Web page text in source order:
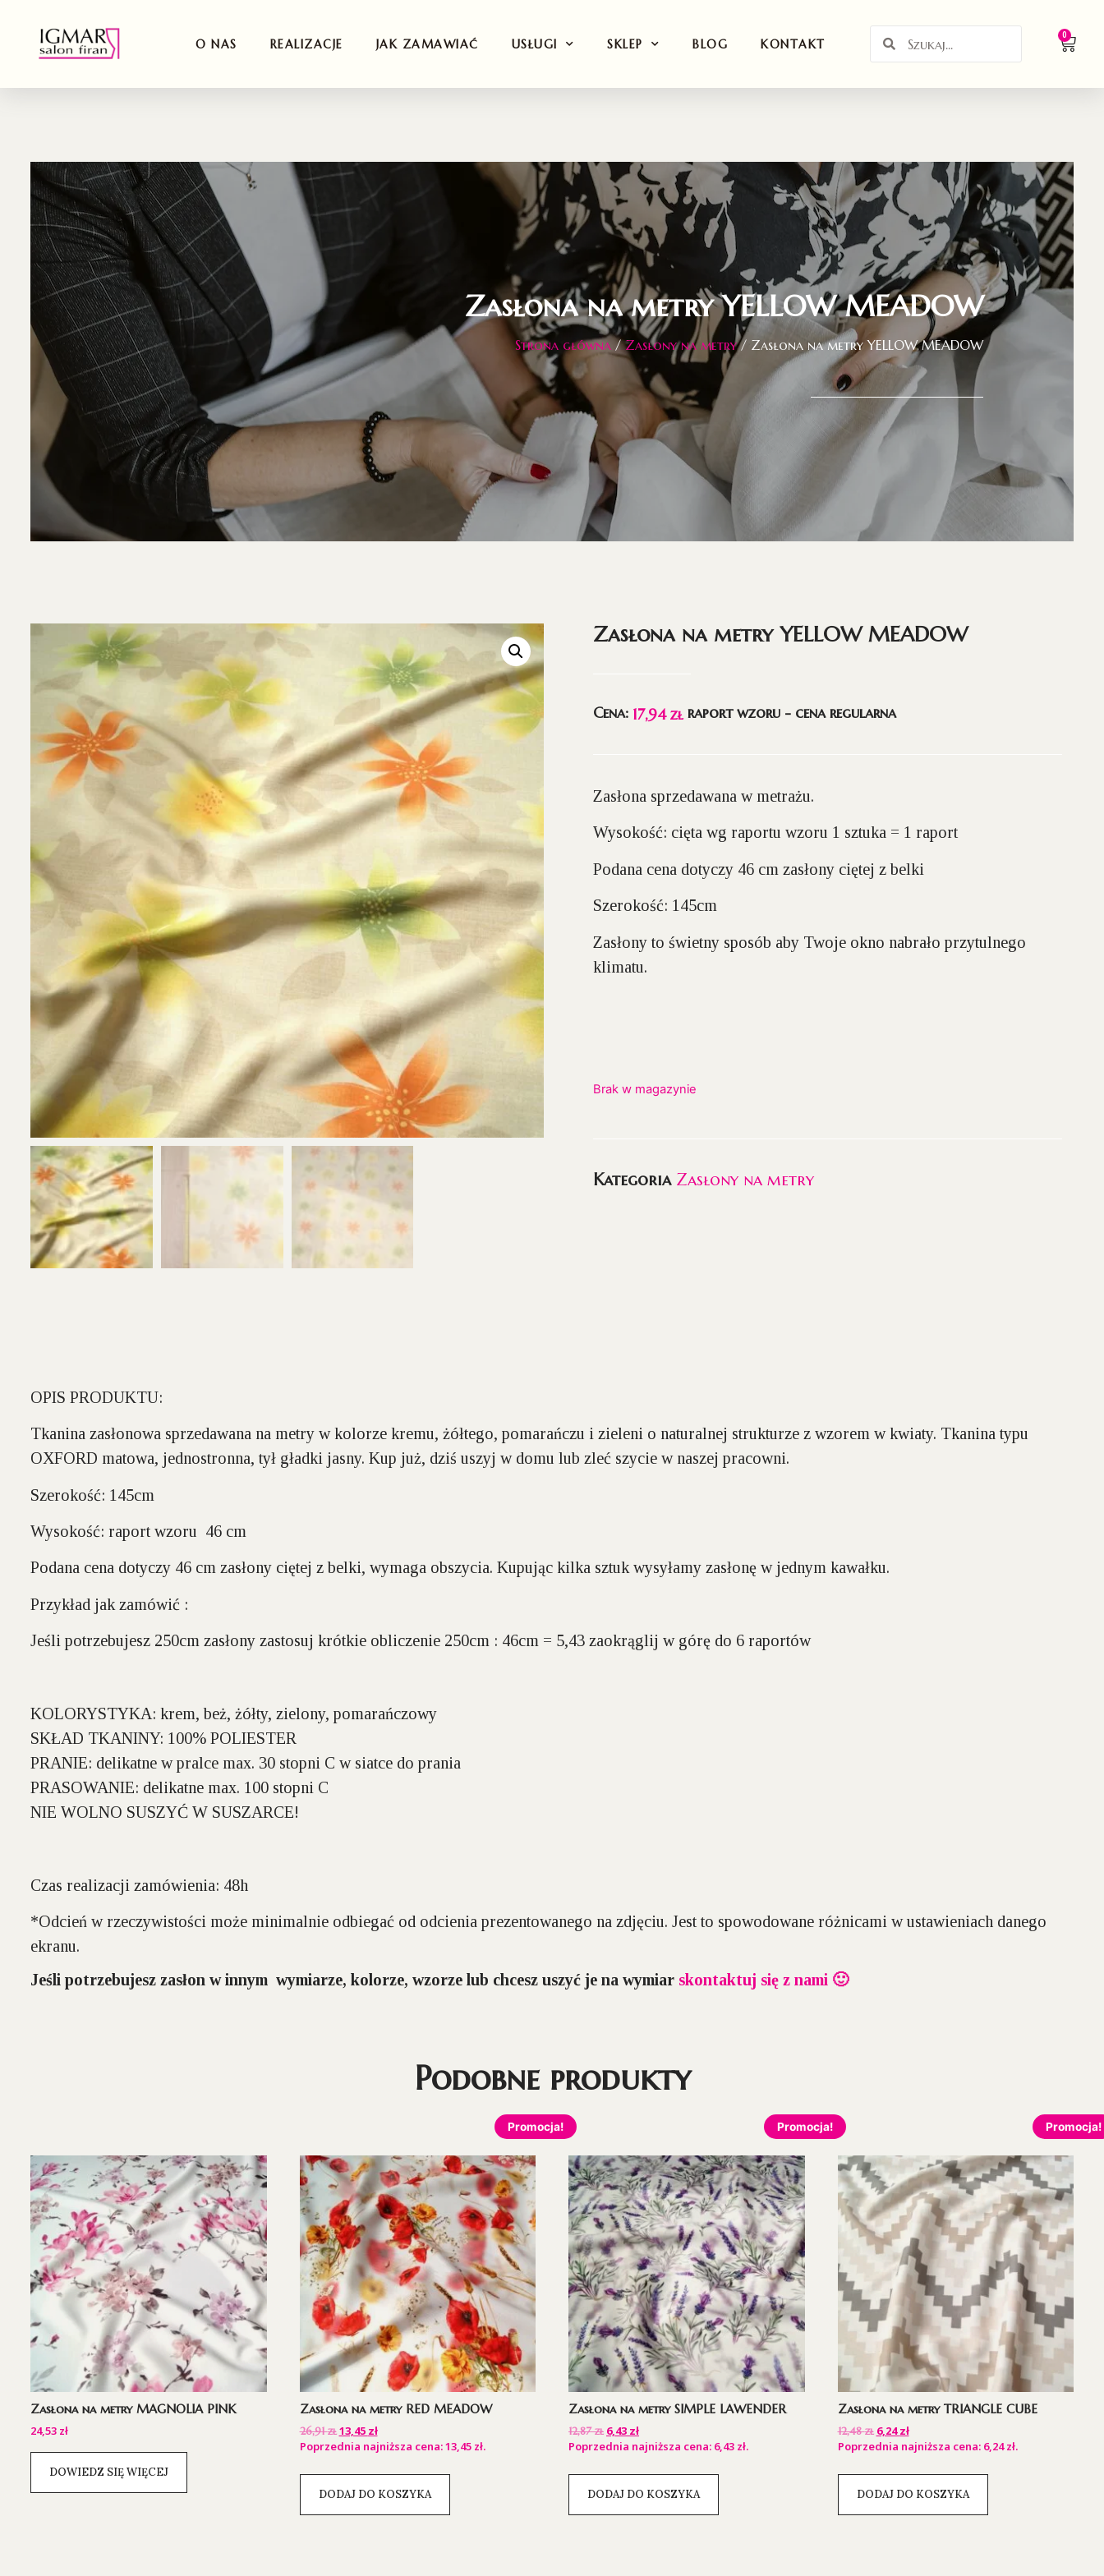
O NAS REALIZACJE JAK ZAMAWIAĆ USŁUGI SKLEP BLOG KONTAKT
0
Zasłona na metry YELLOW MEADOW
Strona główna /Zasłony na metry/ Zasłona na metry YELLOW MEADOW
Zasłona na metry YELLOW MEADOW
Cena: 17,94zł raport wzoru - cena regularna
Zasłona sprzedawana w metrażu.
Wysokość: cięta wg raportu wzoru 1 sztuka = 1 raport
Podana cena dotyczy 46 cm zasłony ciętej z belki
Szerokość: 145cm
Zasłony to świetny sposób aby Twoje okno nabrało przytulnego
klimatu.
Brak w magazynie
Kategoria Zasłony na metry
OPIS PRODUKTU:
Tkanina zasłonowa sprzedawana na metry w kolorze kremu, żółtego, pomarańczu i zieleni o naturalnej strukturze z wzorem w kwiaty. Tkanina typu
OXFORD matowa, jednostronna, tył gładki jasny. Kup już, dziś uszyj w domu lub zleć szycie w naszej pracowni.
Szerokość: 145cm
Wysokość: raport wzoru 46 cm
Podana cena dotyczy 46 cm zasłony ciętej z belki, wymaga obszycia. Kupując kilka sztuk wysyłamy zasłonę w jednym kawałku.
Przykład jak zamówić :
Jeśli potrzebujesz 250cm zasłony zastosuj krótkie obliczenie 250cm : 46cm = 5,43 zaokrąglij w górę do 6 raportów
KOLORYSTYKA: krem, beż, żółty, zielony, pomarańczowy
SKŁAD TKANINY: 100% POLIESTER
PRANIE: delikatne w pralce max. 30 stopni C w siatce do prania
PRASOWANIE: delikatne max. 100 stopni C
NIE WOLNO SUSZYĆ W SUSZARCE!
Czas realizacji zamówienia: 48h
*Odcień w rzeczywistości może minimalnie odbiegać od odcienia prezentowanego na zdjęciu. Jest to spowodowane różnicami w ustawieniach danego
ekranu.
Jeśli potrzebujesz zasłon w innym wymiarze, kolorze, wzorze lub chcesz uszyć je na wymiar skontaktuj się z nami 🙂
Podobne produkty
Zasłona na metry MAGNOLIA PINK
24,53 zł
DOWIEDZ SIĘ WIĘCEJ
Promocja!
Zasłona na metry RED MEADOW
26,91zł 13,45 zł
Poprzednia najniższa cena:13,45 zł.
DODAJ DO KOSZYKA
Promocja!
Zasłona na metry SIMPLE LAWENDER
12,87zł 6,43 zł
Poprzednia najniższa cena: 6,43 zł.
DODAJ DO KOSZYKA
Promocja!
Zasłona na metry TRIANGLE CUBE
12,48zł 6,24zł
Poprzednia najniższa cena: 6,24zł.
DODAJ DO KOSZYKA